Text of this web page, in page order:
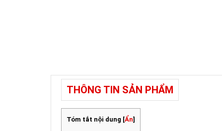
THÔNG TIN SẢN PHẨM
Tóm tắt nội dung [Ẩn]